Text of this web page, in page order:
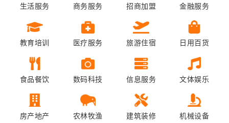
生活服务 商务服务 招商加盟 金融服务
教育培训 医疗服务 旅游住宿 日用百货
食品餐饮 数码科技 信息服务 文体娱乐
房产地产 农林牧渔 建筑装修 机械设备